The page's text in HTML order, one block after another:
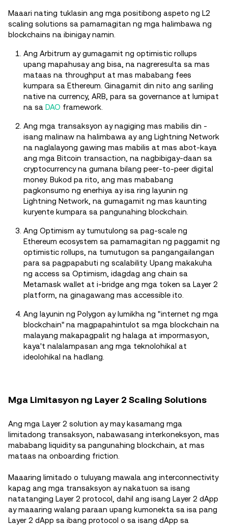
Maaari nating tuklasin ang mga positibong aspeto ng L2
scaling solutions sa pamamagitan ng mga halimbawa ng
blockchains na ibinigay namin.
Ang Arbitrum ay gumagamit ng optimistic rollups
upang mapahusay ang bisa, na nagreresulta sa mas
mataas na throughput at mas mababang fees
kumpara sa Ethereum. Ginagamit din nito ang sariling
native na currency, ARB, para sa governance at lumipat
na sa DAO framework.
Ang mga transaksyon ay nagiging mas mabilis din -
isang malinaw na halimbawa ay ang Lightning Network
na naglalayong gawing mas mabilis at mas abot-kaya
ang mga Bitcoin transaction, na nagbibigay-daan sa
cryptocurrency na gumana bilang peer-to-peer digital
money. Bukod pa rito, ang mas mababang
pagkonsumo ng enerhiya ay isa ring layunin ng
Lightning Network, na gumagamit ng mas kaunting
kuryente kumpara sa pangunahing blockchain.
Ang Optimism ay tumutulong sa pag-scale ng
Ethereum ecosystem sa pamamagitan ng paggamit ng
optimistic rollups, na tumutugon sa pangangailangan
para sa pagpapabuti ng scalability. Upang makakuha
ng access sa Optimism, idagdag ang chain sa
Metamask wallet at i-bridge ang mga token sa Layer 2
platform, na ginagawang mas accessible ito.
Ang layunin ng Polygon ay lumikha ng "internet ng mga
blockchain" na magpapahintulot sa mga blockchain na
malayang makapagpalit ng halaga at impormasyon,
kaya't nalalampasan ang mga teknolohikal at
ideolohikal na hadlang.
Mga Limitasyon ng Layer 2 Scaling Solutions
Ang mga Layer 2 solution ay may kasamang mga
limitadong transaksyon, nabawasang interkoneksyon, mas
mababang liquidity sa pangunahing blockchain, at mas
mataas na onboarding friction.
Maaaring limitado o tuluyang mawala ang interconnectivity
kapag ang mga transaksyon ay nakatuon sa isang
natatanging Layer 2 protocol, dahil ang isang Layer 2 dApp
ay maaaring walang paraan upang kumonekta sa isa pang
Layer 2 dApp sa ibang protocol o sa isang dApp sa